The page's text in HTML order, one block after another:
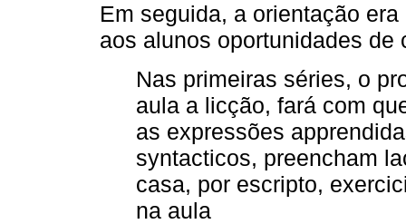
Em seguida, a orientação
aos alunos oportunidades de
Nas primeiras séries, o
aula a licção, fará com
as expressões
syntacticos, preencham
casa, por escripto,
na aula